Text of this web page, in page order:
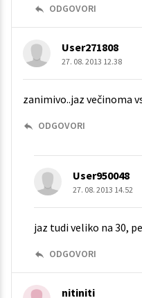
ODGOVORI
User271808
27. 08. 2013 12.38
zanimivo..jaz večinoma
ODGOVORI
User950048
27. 08. 2013 14.52
jaz tudi veliko na 30,
ODGOVORI
nitiniti